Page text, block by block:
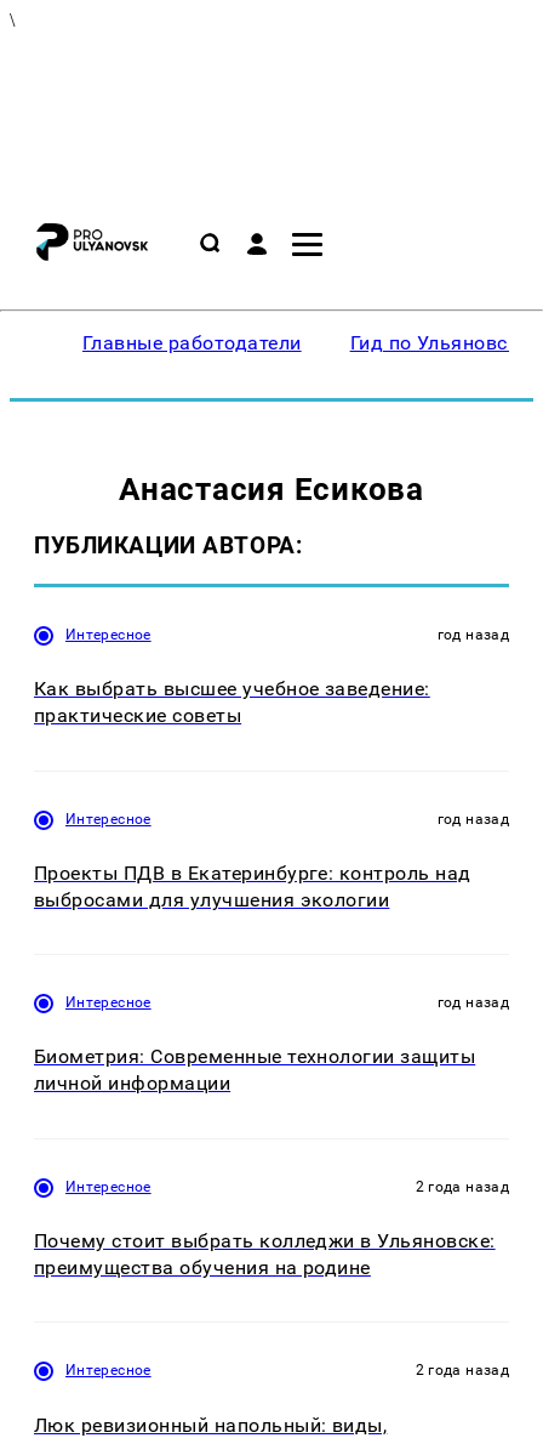
\
Главные работодатели Гид по Ульяновску
Анастасия Есикова
ПУБЛИКАЦИИ АВТОРА:
Интересное год назад
Как выбрать высшее учебное заведение:
практические советы
Интересное год назад
Проекты ПДВ в Екатеринбурге: контроль над
выбросами для улучшения экологии
Интересное год назад
Биометрия: Современные технологии защиты
личной информации
Интересное 2 года назад
Почему стоит выбрать колледжи в Ульяновске:
преимущества обучения на родине
Интересное 2 года назад
Люк ревизионный напольный: виды,